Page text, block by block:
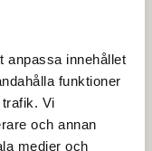
anpassa innehållet
funktioner
Vi
och annan
medier och